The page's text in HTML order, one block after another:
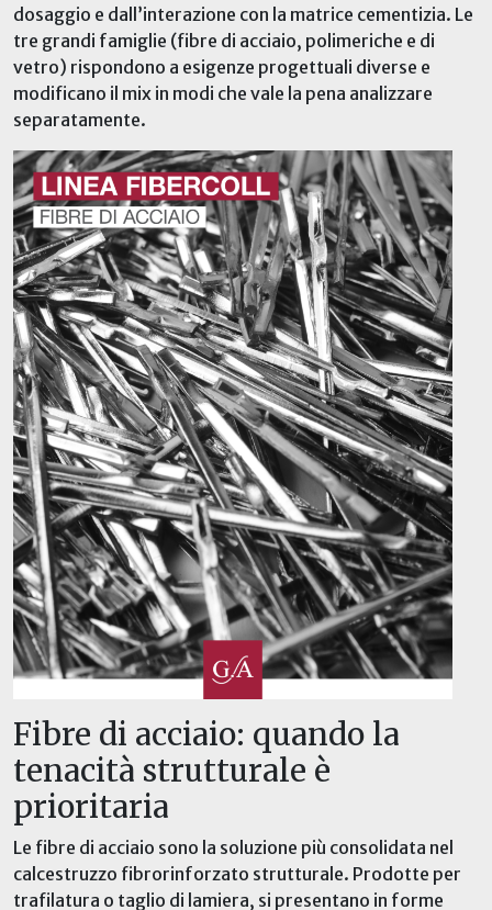
dosaggio e dall’interazione con la matrice cementizia. Le
tre grandi famiglie (fibre di acciaio, polimeriche e di
vetro) rispondono a esigenze progettuali diverse e
modificano il mix in modi che vale la pena analizzare
separatamente.
Fibre di acciaio: quando la
tenacità strutturale è
prioritaria
Le fibre di acciaio sono la soluzione più consolidata nel
calcestruzzo fibrorinforzato strutturale. Prodotte per
trafilatura o taglio di lamiera, si presentano in forme